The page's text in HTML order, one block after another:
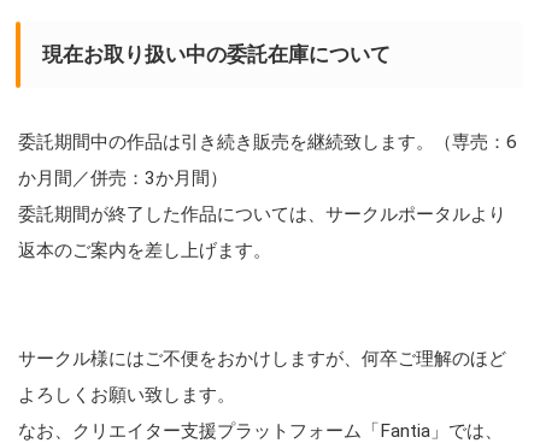
現在お取り扱い中の委託在庫について
委託期間中の作品は引き続き販売を継続致します。（専売：6
か月間／併売：3か月間）
委託期間が終了した作品については、サークルポータルより
返本のご案内を差し上げます。
サークル様にはご不便をおかけしますが、何卒ご理解のほど
よろしくお願い致します。
なお、クリエイター支援プラットフォーム「Fantia」では、